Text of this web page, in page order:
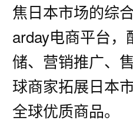
焦日本市场的综
arday电商平台
储、营销推广、
球商家拓展日本
全球优质商品。